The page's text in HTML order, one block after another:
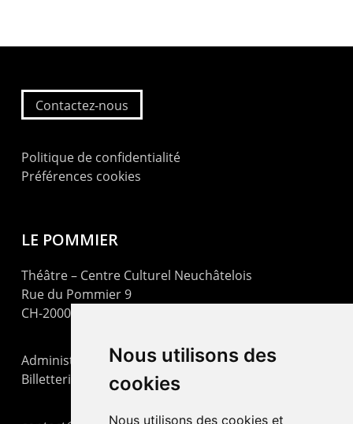
Nous utilisons des
cookies
Nous utilisons des cookies et
Contactez-nous
Politique de confidentialité
Préférences cookies
LE POMMIER
Théâtre – Centre Culturel Neuchâtelois
Rue du Pommier 9
CH-2000 Neuchâtel
Administration : +41 32 725 03 03
Billetterie : +41 32 725 05 05